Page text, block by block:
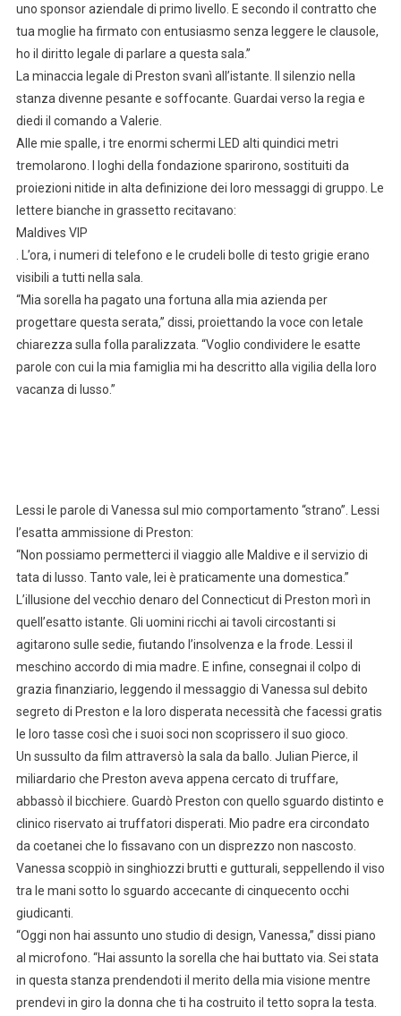
uno sponsor aziendale di primo livello. E secondo il contratto che
tua moglie ha firmato con entusiasmo senza leggere le clausole,
ho il diritto legale di parlare a questa sala.”
La minaccia legale di Preston svanì all’istante. Il silenzio nella
stanza divenne pesante e soffocante. Guardai verso la regia e
diedi il comando a Valerie.
Alle mie spalle, i tre enormi schermi LED alti quindici metri
tremolarono. I loghi della fondazione sparirono, sostituiti da
proiezioni nitide in alta definizione dei loro messaggi di gruppo. Le
lettere bianche in grassetto recitavano:
Maldives VIP
. L’ora, i numeri di telefono e le crudeli bolle di testo grigie erano
visibili a tutti nella sala.
“Mia sorella ha pagato una fortuna alla mia azienda per
progettare questa serata,” dissi, proiettando la voce con letale
chiarezza sulla folla paralizzata. “Voglio condividere le esatte
parole con cui la mia famiglia mi ha descritto alla vigilia della loro
vacanza di lusso.”
Lessi le parole di Vanessa sul mio comportamento “strano”. Lessi
l’esatta ammissione di Preston:
“Non possiamo permetterci il viaggio alle Maldive e il servizio di
tata di lusso. Tanto vale, lei è praticamente una domestica.”
L’illusione del vecchio denaro del Connecticut di Preston morì in
quell’esatto istante. Gli uomini ricchi ai tavoli circostanti si
agitarono sulle sedie, fiutando l’insolvenza e la frode. Lessi il
meschino accordo di mia madre. E infine, consegnai il colpo di
grazia finanziario, leggendo il messaggio di Vanessa sul debito
segreto di Preston e la loro disperata necessità che facessi gratis
le loro tasse così che i suoi soci non scoprissero il suo gioco.
Un sussulto da film attraversò la sala da ballo. Julian Pierce, il
miliardario che Preston aveva appena cercato di truffare,
abbassò il bicchiere. Guardò Preston con quello sguardo distinto e
clinico riservato ai truffatori disperati. Mio padre era circondato
da coetanei che lo fissavano con un disprezzo non nascosto.
Vanessa scoppiò in singhiozzi brutti e gutturali, seppellendo il viso
tra le mani sotto lo sguardo accecante di cinquecento occhi
giudicanti.
“Oggi non hai assunto uno studio di design, Vanessa,” dissi piano
al microfono. “Hai assunto la sorella che hai buttato via. Sei stata
in questa stanza prendendoti il merito della mia visione mentre
prendevi in giro la donna che ti ha costruito il tetto sopra la testa.